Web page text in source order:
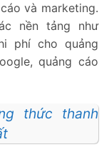
và marketing.
nền tảng như
phí cho quảng
quảng cáo
thức thanh